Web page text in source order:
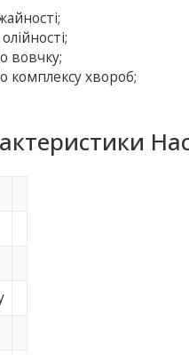
вовчку;
комплексу хвороб;